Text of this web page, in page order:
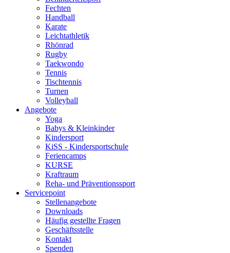
Fechten
Handball
Karate
Leichtathletik
Rhönrad
Rugby
Taekwondo
Tennis
Tischtennis
Turnen
Volleyball
Angebote
Yoga
Babys & Kleinkinder
Kindersport
KiSS - Kindersportschule
Feriencamps
KURSE
Kraftraum
Reha- und Präventionssport
Servicepoint
Stellenangebote
Downloads
Häufig gestellte Fragen
Geschäftsstelle
Kontakt
Spenden